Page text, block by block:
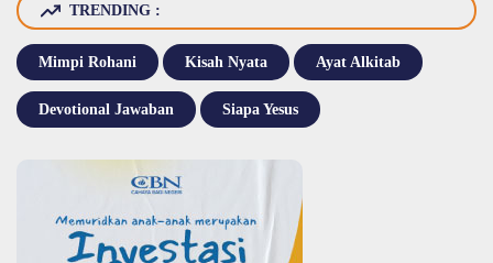
TRENDING :
Mimpi Rohani Kisah Nyata Ayat Alkitab
Devotional Jawaban Siapa Yesus